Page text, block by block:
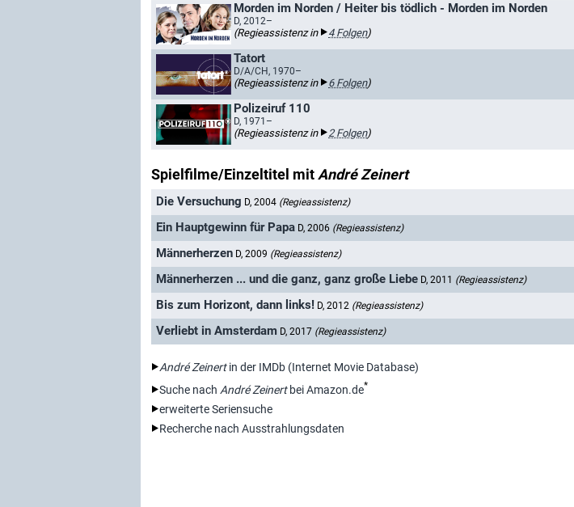
Morden im Norden / Heiter bis tödlich - Morden im Norden
D, 2012–
(Regieassistenz in 4 Folgen)
Tatort
D/A/CH, 1970–
(Regieassistenz in 6 Folgen)
Polizeiruf 110
D, 1971–
(Regieassistenz in 2 Folgen)
Spielfilme/Einzeltitel mit André Zeinert
Die Versuchung D, 2004 (Regieassistenz)
Ein Hauptgewinn für Papa D, 2006 (Regieassistenz)
Männerherzen D, 2009 (Regieassistenz)
Männerherzen ... und die ganz, ganz große Liebe D, 2011 (Regieassistenz)
Bis zum Horizont, dann links! D, 2012 (Regieassistenz)
Verliebt in Amsterdam D, 2017 (Regieassistenz)
André Zeinertin der IMDb (Internet Movie Database)
Suche nach André Zeinertbei Amazon.de*
erweiterte Seriensuche
Recherche nach Ausstrahlungsdaten